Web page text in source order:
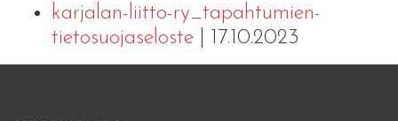
karjalan-liitto-ry_tapahtumien-
tietosuojaseloste| 17.10.2023